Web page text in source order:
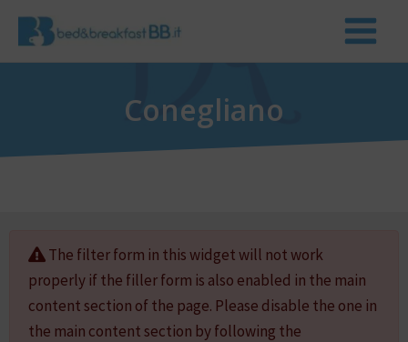
Conegliano
The filter form in this widget will not work
properly if the filler form is also enabled in the main
content section of the page. Please disable the one in
the main content section by following the